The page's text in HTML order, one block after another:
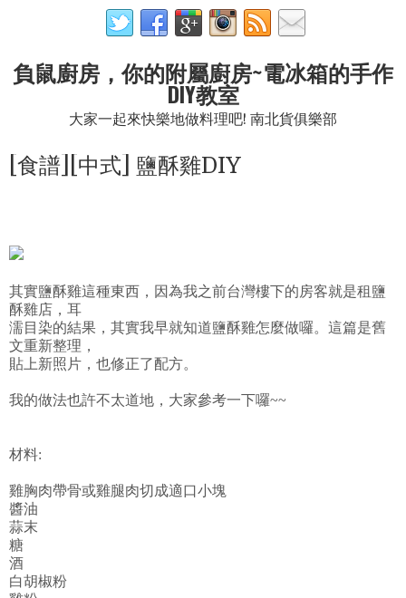
負鼠廚房，你的附屬廚房~電冰箱的手作
DIY教室
大家一起來快樂地做料理吧! 南北貨俱樂部
[食譜][中式] 鹽酥雞DIY
其實鹽酥雞這種東西，因為我之前台灣樓下的房客就是租鹽
酥雞店，耳
濡目染的結果，其實我早就知道鹽酥雞怎麼做囉。這篇是舊
文重新整理，
貼上新照片，也修正了配方。
我的做法也許不太道地，大家參考一下囉~~
材料:
雞胸肉帶骨或雞腿肉切成適口小塊
醬油
蒜末
糖
酒
白胡椒粉